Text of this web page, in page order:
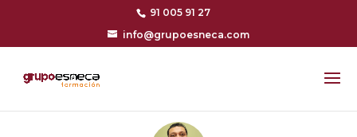
91 005 91 27
info@grupoesneca.com